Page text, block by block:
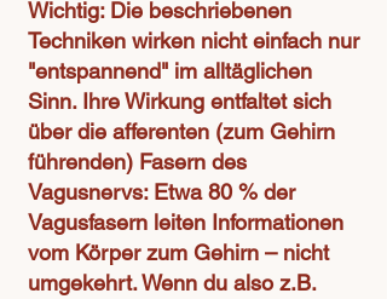
Wichtig: Die beschriebenen
Techniken wirken nicht einfach nur
"entspannend" im alltäglichen
Sinn. Ihre Wirkung entfaltet sich
über die afferenten (zum Gehirn
führenden) Fasern des
Vagusnervs: Etwa 80 % der
Vagusfasern leiten Informationen
vom Körper zum Gehirn – nicht
umgekehrt. Wenn du also z.B.